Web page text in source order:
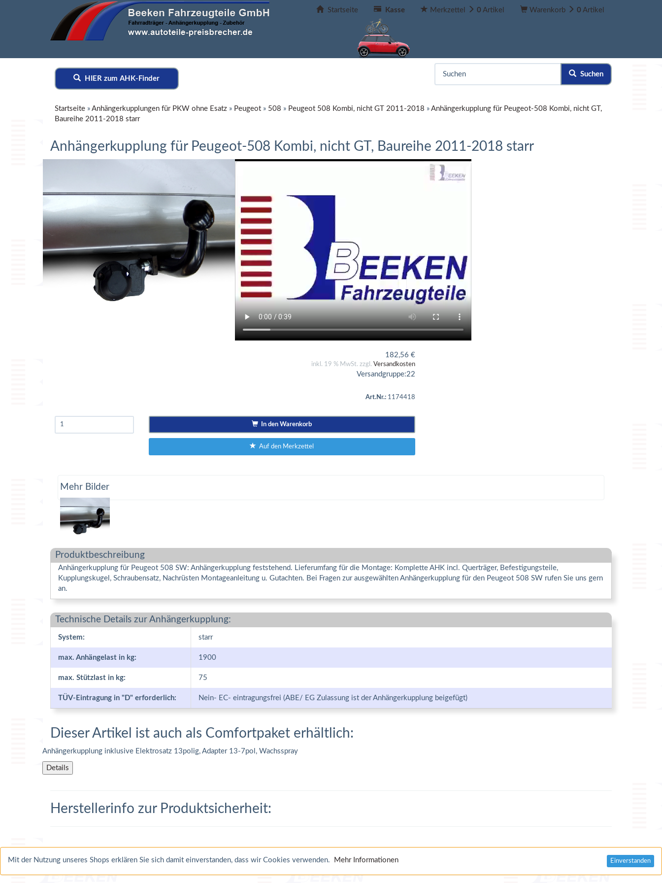
Startseite Kasse Merkzettel 0 Artikel Warenkorb 0 Artikel
Suchen
HIER zum AHK-Finder
Startseite » Anhängerkupplungen für PKW ohne Esatz » Peugeot » 508 » Peugeot 508 Kombi, nicht GT 2011-2018 » Anhängerkupplung für Peugeot-508 Kombi, nicht GT,
Baureihe 2011-2018 starr
Anhängerkupplung für Peugeot-508 Kombi, nicht GT, Baureihe 2011-2018 starr
182,56 €
inkl. 19 % MwSt. zzgl. Versandkosten
Versandgruppe:22
Art.Nr.: 1174418
In den Warenkorb
Auf den Merkzettel
Mehr Bilder
Produktbeschreibung
Anhängerkupplung für Peugeot 508 SW: Anhängerkupplung feststehend. Lieferumfang für die Montage: Komplette AHK incl. Querträger, Befestigungsteile,
Kupplungskugel, Schraubensatz, Nachrüsten Montageanleitung u. Gutachten. Bei Fragen zur ausgewählten Anhängerkupplung für den Peugeot 508 SW rufen Sie uns gern
an.
Technische Details zur Anhängerkupplung:
System: starr
max. Anhängelast in kg: 1900
max. Stützlast in kg: 75
TÜV-Eintragung in "D" erforderlich: Nein- EC- eintragungsfrei (ABE/ EG Zulassung ist der Anhängerkupplung beigefügt)
Dieser Artikel ist auch als Comfortpaket erhältlich:
Anhängerkupplung inklusive Elektrosatz 13polig, Adapter 13-7pol, Wachsspray
Details
Herstellerinfo zur Produktsicherheit:
Mit der Nutzung unseres Shops erklären Sie sich damit einverstanden, dass wir Cookies verwenden. Mehr Informationen Einverstanden